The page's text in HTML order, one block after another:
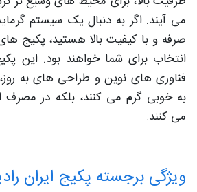
می آیند. اگر به دنبال یک سیستم
صرفه و با کیفیت بالا هستید، پکیج های
انتخاب برای شما خواهند بود. این
فناوری های نوین و طراحی های به
به خوبی گرم می کنند، بلکه در مصرف
می کنند.
ویژگی برجسته پکیج ایران